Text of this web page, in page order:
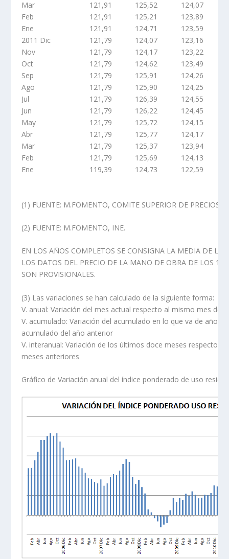
Mar
121,91 125,52 124,07
Feb
121,91 125,21 123,89
Ene
121,91 124,71 123,59
2011 Dic
121,79 124,07 123,16
Nov
121,79 124,17 123,22
Oct
121,79 124,62 123,49
Sep
121,79 125,91 124,26
Ago
121,79 125,90 124,25
Jul
121,79 126,39 124,55
Jun
121,79 126,22 124,45
May
121,79 125,72 124,15
Abr
121,79 125,77 124,17
Mar
121,79 125,37 123,94
Feb
121,79 125,69 124,13
Ene
119,39 124,73 122,59
(1) FUENTE: M.FOMENTO, COMITE SUPERIOR DE PRECIOS.
(2) FUENTE: M.FOMENTO, INE.
EN LOS AÑOS COMPLETOS SE CONSIGNA LA MEDIA DE
LOS DATOS DEL PRECIO DE LA MANO DE OBRA DE LOS 12
SON PROVISIONALES.
(3) Las variaciones se han calculado de la siguiente forma:
V. anual: Variación del mes actual respecto al mismo mes del
V. acumulado: Variación del acumulado en lo que va de año
acumulado del año anterior
V. interanual: Variación de los últimos doce meses respecto a
meses anteriores
Gráfico de Variación anual del índice ponderado de uso